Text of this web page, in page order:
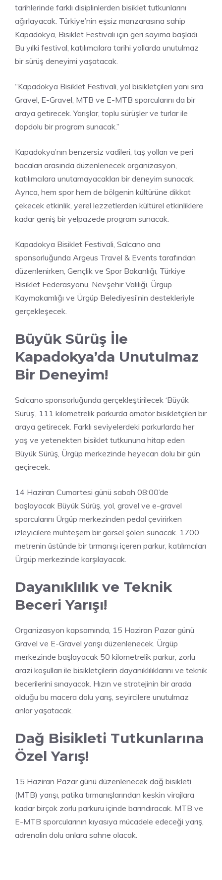
tarihlerinde farklı disiplinlerden bisiklet tutkunlarını
ağırlayacak. Türkiye’nin eşsiz manzarasına sahip
Kapadokya, Bisiklet Festivali için geri sayıma başladı.
Bu yılki festival, katılımcılara tarihi yollarda unutulmaz
bir sürüş deneyimi yaşatacak.
“Kapadokya Bisiklet Festivali, yol bisikletçileri yanı sıra
Gravel, E-Gravel, MTB ve E-MTB sporcularını da bir
araya getirecek. Yarışlar, toplu sürüşler ve turlar ile
dopdolu bir program sunacak.”
Kapadokya’nın benzersiz vadileri, taş yolları ve peri
bacaları arasında düzenlenecek organizasyon,
katılımcılara unutamayacakları bir deneyim sunacak.
Ayrıca, hem spor hem de bölgenin kültürüne dikkat
çekecek etkinlik, yerel lezzetlerden kültürel etkinliklere
kadar geniş bir yelpazede program sunacak.
Kapadokya Bisiklet Festivali, Salcano ana
sponsorluğunda Argeus Travel & Events tarafından
düzenlenirken, Gençlik ve Spor Bakanlığı, Türkiye
Bisiklet Federasyonu, Nevşehir Valiliği, Ürgüp
Kaymakamlığı ve Ürgüp Belediyesi’nin destekleriyle
gerçekleşecek.
Büyük Sürüş İle
Kapadokya’da Unutulmaz
Bir Deneyim!
Salcano sponsorluğunda gerçekleştirilecek ‘Büyük
Sürüş’, 111 kilometrelik parkurda amatör bisikletçileri bir
araya getirecek. Farklı seviyelerdeki parkurlarda her
yaş ve yetenekten bisiklet tutkununa hitap eden
Büyük Sürüş, Ürgüp merkezinde heyecan dolu bir gün
geçirecek.
14 Haziran Cumartesi günü sabah 08:00’de
başlayacak Büyük Sürüş, yol, gravel ve e-gravel
sporcularını Ürgüp merkezinden pedal çevirirken
izleyicilere muhteşem bir görsel şölen sunacak. 1700
metrenin üstünde bir tırmanışı içeren parkur, katılımcıları
Ürgüp merkezinde karşılayacak.
Dayanıklılık ve Teknik
Beceri Yarışı!
Organizasyon kapsamında, 15 Haziran Pazar günü
Gravel ve E-Gravel yarışı düzenlenecek. Ürgüp
merkezinde başlayacak 50 kilometrelik parkur, zorlu
arazi koşulları ile bisikletçilerin dayanıklılıklarını ve teknik
becerilerini sınayacak. Hızın ve stratejinin bir arada
olduğu bu macera dolu yarış, seyircilere unutulmaz
anlar yaşatacak.
Dağ Bisikleti Tutkunlarına
Özel Yarış!
15 Haziran Pazar günü düzenlenecek dağ bisikleti
(MTB) yarışı, patika tırmanışlarından keskin virajlara
kadar birçok zorlu parkuru içinde barındıracak. MTB ve
E-MTB sporcularının kıyasıya mücadele edeceği yarış,
adrenalin dolu anlara sahne olacak.